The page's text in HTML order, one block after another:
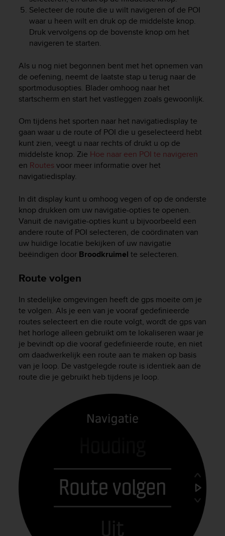
Selecteer de route die u wilt navigeren of de POI
waar u heen wilt en druk op de middelste knop.
Druk vervolgens op de bovenste knop om het
navigeren te starten.
Als u nog niet begonnen bent met het opnemen van
de oefening, neemt de laatste stap u terug naar de
sportmodusopties. Blader omhoog naar het
startscherm en start het vastleggen zoals gewoonlijk.
Om tijdens het sporten naar het navigatiedisplay te
gaan waar u de route of POI die u geselecteerd hebt
kunt zien, veegt u naar rechts of drukt u op de
middelste knop. Zie Hoe naar een POI te navigeren
en Routesvoor meer informatie over het
navigatiedisplay.
In dit display kunt u omhoog vegen of op de onderste
knop drukken om uw navigatie-opties te openen.
Vanuit de navigatie-opties kunt u bijvoorbeeld een
andere route of POI selecteren, de coördinaten van
uw huidige locatie bekijken of uw navigatie
beëindigen door Broodkruimel te selecteren.
Route volgen
In stedelijke omgevingen heeft de gps moeite om je
te volgen. Als je een van je vooraf gedefinieerde
routes selecteert en die route volgt, wordt de gps van
het horloge alleen gebruikt om te lokaliseren waar je
je bevindt op die vooraf gedefinieerde route, en niet
om daadwerkelijk een route aan te maken op basis
van je loop. De vastgelegde route is identiek aan de
route die je gebruikt heb tijdens je loop.